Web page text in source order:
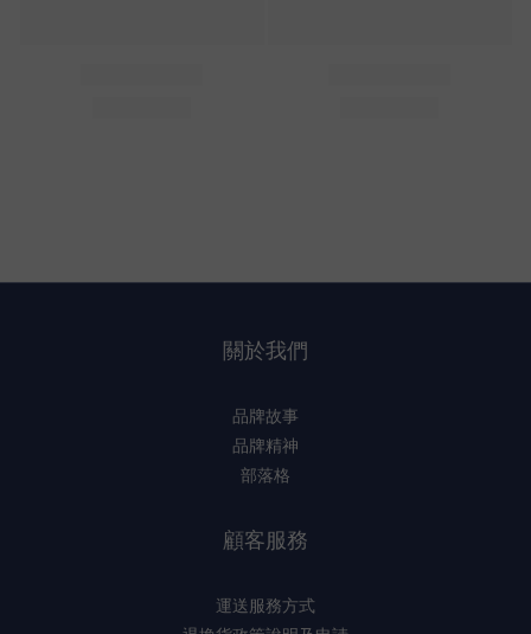
關於我們
品牌故事
品牌精神
部落格
顧客服務
運送服務方式